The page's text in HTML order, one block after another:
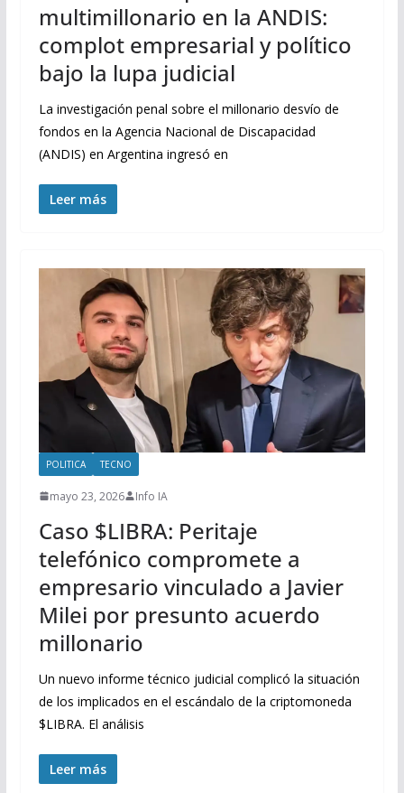
multimillonario en la ANDIS:
complot empresarial y político
bajo la lupa judicial
La investigación penal sobre el millonario desvío de
fondos en la Agencia Nacional de Discapacidad
(ANDIS) en Argentina ingresó en
Leer más
POLITICA TECNO
mayo 23, 2026 Info IA
Caso $LIBRA: Peritaje
telefónico compromete a
empresario vinculado a Javier
Milei por presunto acuerdo
millonario
Un nuevo informe técnico judicial complicó la situación
de los implicados en el escándalo de la criptomoneda
$LIBRA. El análisis
Leer más